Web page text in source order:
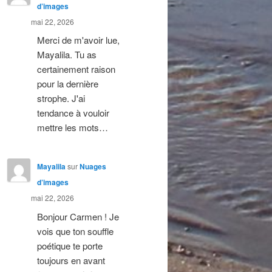
d’images
mai 22, 2026
Merci de m'avoir lue,
Mayalila. Tu as
certainement raison
pour la dernière
strophe. J'ai
tendance à vouloir
mettre les mots…
MayalilasurNuages
d’images
mai 22, 2026
Bonjour Carmen ! Je
vois que ton souffle
poétique te porte
toujours en avant